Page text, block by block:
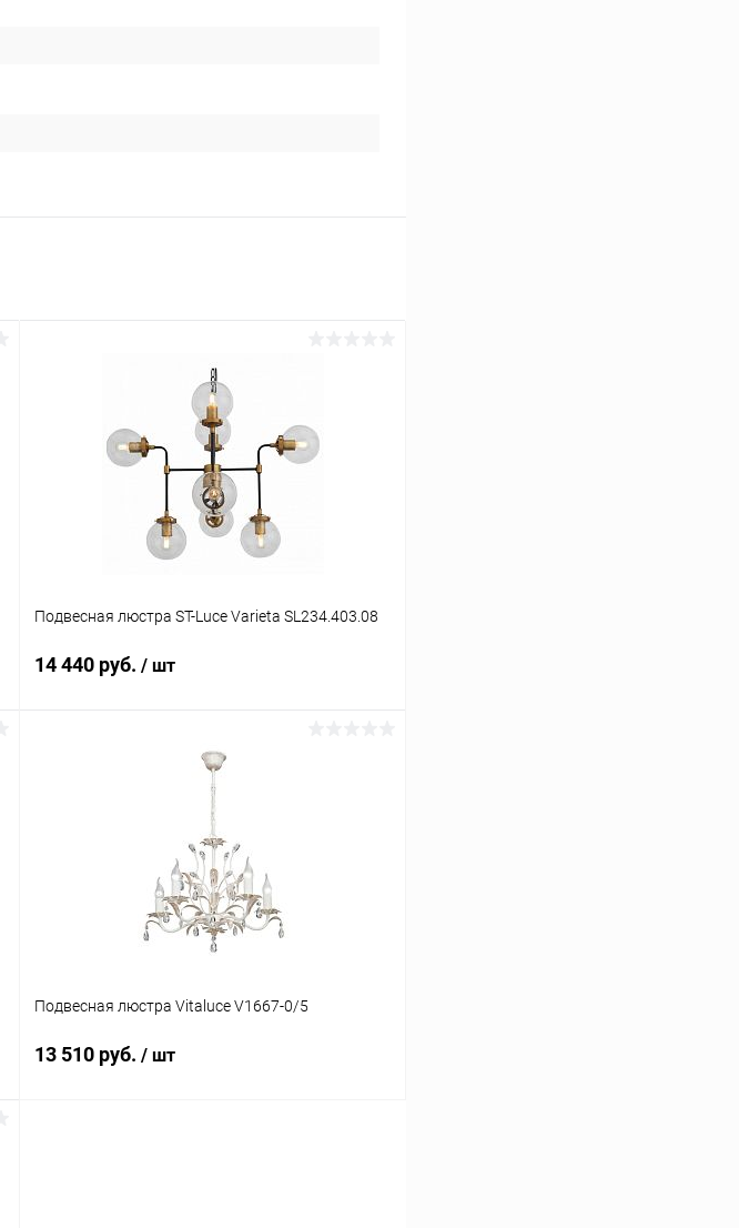
Подвесная люстра ST-Luce Varieta SL234.403.08
14 440 руб. / шт
В корзину
Подвесная люстра Vitaluce V1667-0/5
13 510 руб. / шт